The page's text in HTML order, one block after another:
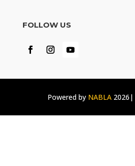
FOLLOW US
Powered by NABLA2026|